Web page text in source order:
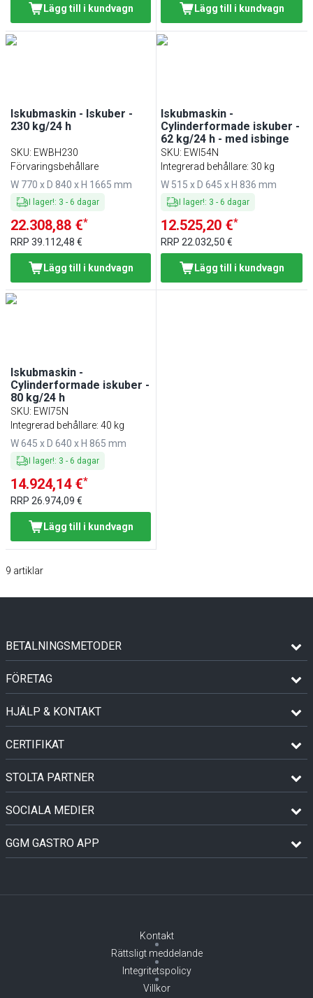
Lägg till i kundvagn Lägg till i kundvagn
Iskubmaskin - Iskuber -
230 kg/24 h
SKU: EWBH230
Förvaringsbehållare
W 770 x D 840 x H 1665 mm
I lager!: 3 - 6 dagar
22.308,88 €*
RRP 39.112,48 €
Lägg till i kundvagn
Iskubmaskin -
Cylinderformade iskuber -
62 kg/24 h - med isbinge
SKU: EWI54N
Integrerad behållare: 30 kg
W 515 x D 645 x H 836 mm
I lager!: 3 - 6 dagar
12.525,20 €*
RRP22.032,50 €
Lägg till i kundvagn
Iskubmaskin -
Cylinderformade iskuber -
80 kg/24 h
SKU: EWI75N
Integrerad behållare: 40 kg
W 645 x D 640 x H 865 mm
I lager!: 3 - 6 dagar
14.924,14 €*
RRP 26.974,09 €
Lägg till i kundvagn
9 artiklar
BETALNINGSMETODER
FÖRETAG
HJÄLP & KONTAKT
CERTIFIKAT
STOLTA PARTNER
SOCIALA MEDIER
GGM GASTRO APP
Kontakt
Rättsligt meddelande
Integritetspolicy
Villkor